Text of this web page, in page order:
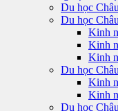
Du học
Du học
Kinh
Kinh
Kinh
Du học
Kinh
Kinh
Du học